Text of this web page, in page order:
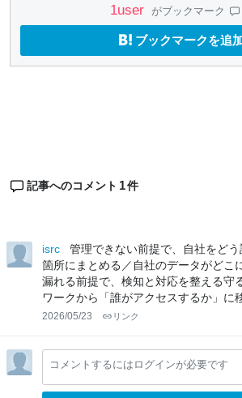
1user がブックマーク
ブックマークを追
記事へのコメント 1件
isrc
管理できない前提で、自社をど
箇所にまとめる／自社のデータがどこ
漏れる前提で、検知と対応を整える守
ワークから「誰がアクセスするか」に
2026/05/23 リンク
コメントするにはログインが必要です